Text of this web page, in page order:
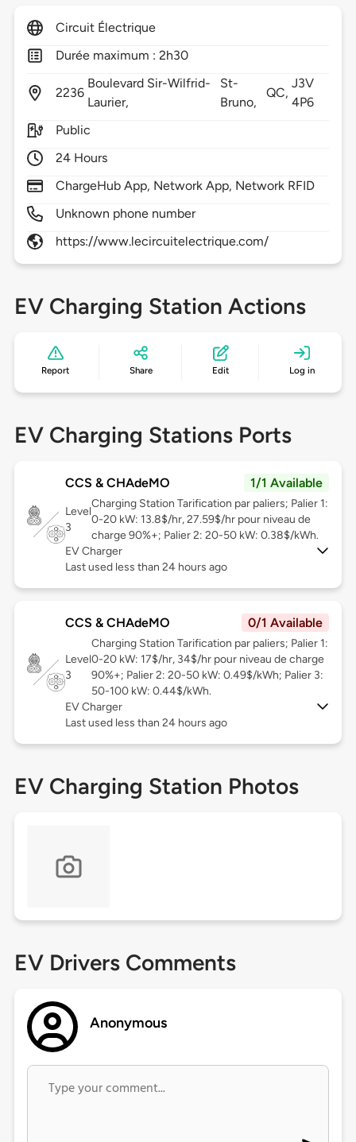
Circuit Électrique
Durée maximum : 2h30
2236
Boulevard Sir-Wilfrid-
Laurier,
St-
Bruno,
QC,
J3V
4P6
Public
24 Hours
ChargeHub App, Network App, Network RFID
Unknown phone number
https://www.lecircuitelectrique.com/
EV Charging Station Actions
Report Share Edit Log in
EV Charging Stations Ports
CCS & CHAdeMO 1/1 Available
Level
3
Charging Station Tarification par paliers; Palier 1:
0-20 kW: 13.8$/hr, 27.59$/hr pour niveau de
charge 90%+; Palier 2: 20-50 kW: 0.38$/kWh.
EV Charger
Last used less than 24 hours ago
CCS & CHAdeMO 0/1 Available
Level
3
Charging Station Tarification par paliers; Palier 1:
0-20 kW: 17$/hr, 34$/hr pour niveau de charge
90%+; Palier 2: 20-50 kW: 0.49$/kWh; Palier 3:
50-100 kW: 0.44$/kWh.
EV Charger
Last used less than 24 hours ago
EV Charging Station Photos
EV Drivers Comments
Anonymous